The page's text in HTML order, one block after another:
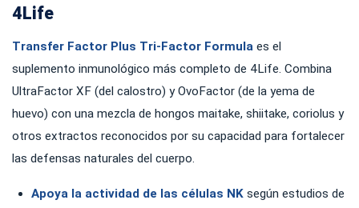
4Life
Transfer Factor Plus Tri-Factor Formula es el
suplemento inmunológico más completo de 4Life. Combina
UltraFactor XF (del calostro) y OvoFactor (de la yema de
huevo) con una mezcla de hongos maitake, shiitake, coriolus y
otros extractos reconocidos por su capacidad para fortalecer
las defensas naturales del cuerpo.
Apoya la actividad de las células NK según estudios de